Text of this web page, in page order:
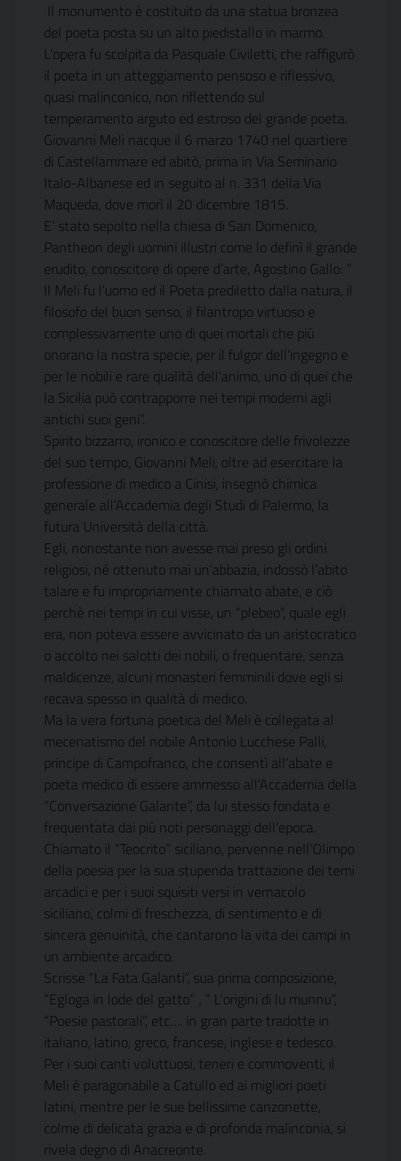
Il monumento è costituito da una statua bronzea
del poeta posta su un alto piedistallo in marmo.
L’opera fu scolpita da Pasquale Civiletti, che raffigurò
il poeta in un atteggiamento pensoso e riflessivo,
quasi malinconico, non riflettendo sul
temperamento arguto ed estroso del grande poeta.
Giovanni Meli nacque il 6 marzo 1740 nel quartiere
di Castellammare ed abitò, prima in Via Seminario
Italo-Albanese ed in seguito al n. 331 della Via
Maqueda, dove morì il 20 dicembre 1815.
E’ stato sepolto nella chiesa di San Domenico,
Pantheon degli uomini illustri come lo definì il grande
erudito, conoscitore di opere d’arte, Agostino Gallo: ”
Il Meli fu l’uomo ed il Poeta prediletto dalla natura, il
filosofo del buon senso, il filantropo virtuoso e
complessivamente uno di quei mortali che più
onorano la nostra specie, per il fulgor dell’ingegno e
per le nobili e rare qualità dell’animo, uno di quei che
la Sicilia può contrapporre nei tempi moderni agli
antichi suoi geni”.
Spirito bizzarro, ironico e conoscitore delle frivolezze
del suo tempo, Giovanni Meli, oltre ad esercitare la
professione di medico a Cinisi, insegnò chimica
generale all’Accademia degli Studi di Palermo, la
futura Università della città.
Egli, nonostante non avesse mai preso gli ordini
religiosi, né ottenuto mai un’abbazia, indossò l’abito
talare e fu impropriamente chiamato abate, e ciò
perchè nei tempi in cui visse, un “plebeo”, quale egli
era, non poteva essere avvicinato da un aristocratico
o accolto nei salotti dei nobili, o frequentare, senza
maldicenze, alcuni monasteri femminili dove egli si
recava spesso in qualità di medico.
Ma la vera fortuna poetica del Meli è collegata al
mecenatismo del nobile Antonio Lucchese Palli,
principe di Campofranco, che consentì all’abate e
poeta medico di essere ammesso all’Accademia della
“Conversazione Galante”, da lui stesso fondata e
frequentata dai più noti personaggi dell’epoca.
Chiamato il “Teocrito” siciliano, pervenne nell’Olimpo
della poesia per la sua stupenda trattazione dei temi
arcadici e per i suoi squisiti versi in vernacolo
siciliano, colmi di freschezza, di sentimento e di
sincera genuinità, che cantarono la vita dei campi in
un ambiente arcadico.
Scrisse “La Fata Galanti”, sua prima composizione,
“Egloga in lode del gatto” , ” L’origini di lu munnu”,
“Poesie pastorali”, etc…. in gran parte tradotte in
italiano, latino, greco, francese, inglese e tedesco.
Per i suoi canti voluttuosi, teneri e commoventi, il
Meli è paragonabile a Catullo ed ai migliori poeti
latini, mentre per le sue bellissime canzonette,
colme di delicata grazia e di profonda malinconia, si
rivela degno di Anacreonte.